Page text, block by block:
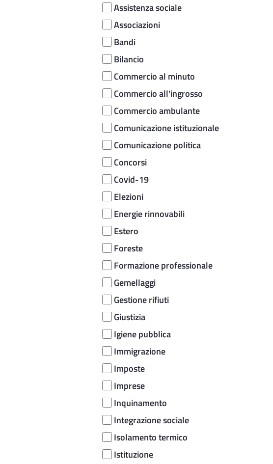
Assistenza sociale
Associazioni
Bandi
Bilancio
Commercio al minuto
Commercio all'ingrosso
Commercio ambulante
Comunicazione istituzionale
Comunicazione politica
Concorsi
Covid-19
Elezioni
Energie rinnovabili
Estero
Foreste
Formazione professionale
Gemellaggi
Gestione rifiuti
Giustizia
Igiene pubblica
Immigrazione
Imposte
Imprese
Inquinamento
Integrazione sociale
Isolamento termico
Istituzione